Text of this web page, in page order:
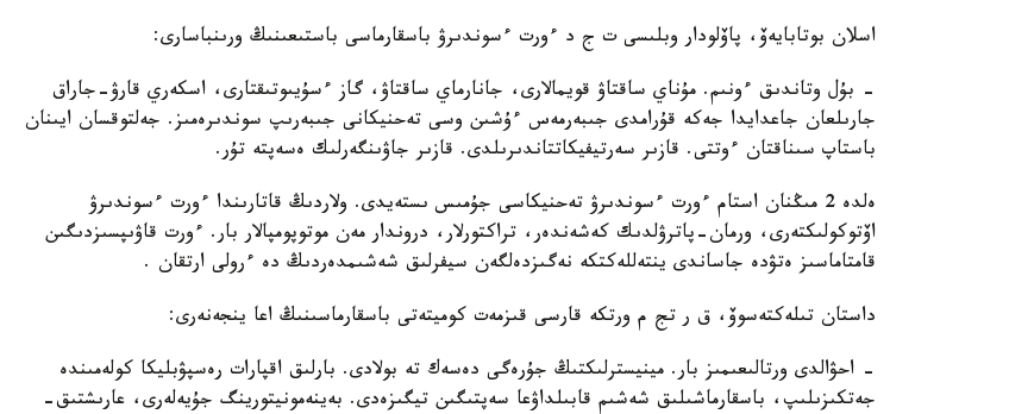
اسلان بوتابايەۆ، پاۆلودار وبلىسى ت ج د ءورت ءسوندىرۋ باسقارماسى باستىعىنىڭ ورىنباسارى:
- بۇل وتاندىق ءونىم. مۇناي ساقتاۋ قويمالارى، جانارماي ساقتاۋ، گاز ءسۇيىوتىقتارى، اسكەري قارۋ-جاراق
جارىلعان جاعدايدا جەكە قۇرامدى جىبەرمەس ءۇشىن وسى تەحنيكانى جىبەرىپ سوندىرەمىز. جەلتوقسان ايىنان
باستاپ سىناقتان ءوتتى. قازىر سەرتيفيكاتتاندىرىلدى. قازىر جاۋىنگەرلىك ەسەپتە تۇر.
ەلدە 2 مىڭنان استام ءورت ءسوندىرۋ تەحنيكاسى جۇمىس ىستەيدى. ولاردىڭ قاتارىندا ءورت ءسوندىرۋ
اۆتوكولىكتەرى، ورمان-پاترۋلدىك كەشەندەر، تراكتورلار، دروندار مەن موتوپومپالار بار. ءورت قاۋىپسىزدىگىن
قامتاماسىز ەتۋدە جاساندى ينتەللەكتكە نەگىزدەلگەن سيفرلىق شەشىمدەردىڭ دە ءرولى ارتقان .
داستان تىلەكتەسوۆ، ق ر تج م ورتكە قارسى قىزمەت كوميتەتى باسقارماسىنىڭ اعا ينجەنەرى:
- احۋالدى ورتالىعىمىز بار. مينيسترلىكتىڭ جۇرەگى دەسەك تە بولادى. بارلىق اقپارات رەسپۋبليكا كولەمىندە
جەتكىزىلىپ، باسقارماشىلىق شەشىم قابىلداۋعا سەپتىگىن تيگىزەدى. بەينەمونيتورينگ جۇيەلەرى، عارىشتىق-